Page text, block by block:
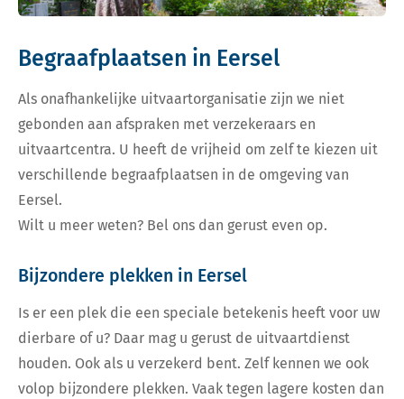
Begraafplaatsen in Eersel
Als onafhankelijke uitvaartorganisatie zijn we niet
gebonden aan afspraken met verzekeraars en
uitvaartcentra. U heeft de vrijheid om zelf te kiezen uit
verschillende begraafplaatsen in de omgeving van
Eersel.
Wilt u meer weten? Bel ons dan gerust even op.
Bijzondere plekken in Eersel
Is er een plek die een speciale betekenis heeft voor uw
dierbare of u? Daar mag u gerust de uitvaartdienst
houden. Ook als u verzekerd bent. Zelf kennen we ook
volop bijzondere plekken. Vaak tegen lagere kosten dan